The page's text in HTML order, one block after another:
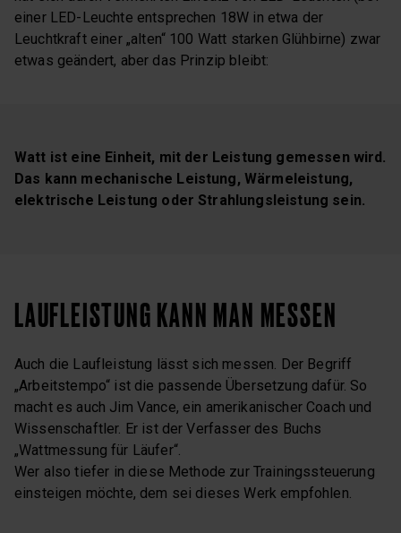
einer LED-Leuchte entsprechen 18W in etwa der
Leuchtkraft einer „alten“ 100 Watt starken Glühbirne) zwar
etwas geändert, aber das Prinzip bleibt:
Watt ist eine Einheit, mit der Leistung gemessen wird.
Das kann mechanische Leistung, Wärmeleistung,
elektrische Leistung oder Strahlungsleistung sein.
LAUFLEISTUNG KANN MAN MESSEN
Auch die Laufleistung lässt sich messen. Der Begriff
„Arbeitstempo“ ist die passende Übersetzung dafür. So
macht es auch Jim Vance, ein amerikanischer Coach und
Wissenschaftler. Er ist der Verfasser des Buchs
„Wattmessung für Läufer“.
Wer also tiefer in diese Methode zur Trainingssteuerung
einsteigen möchte, dem sei dieses Werk empfohlen.